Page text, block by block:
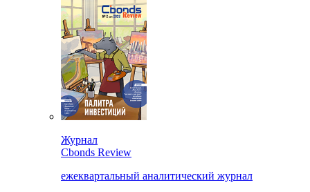
Журнал
Cbonds Review
ежеквартальный аналитический журнал